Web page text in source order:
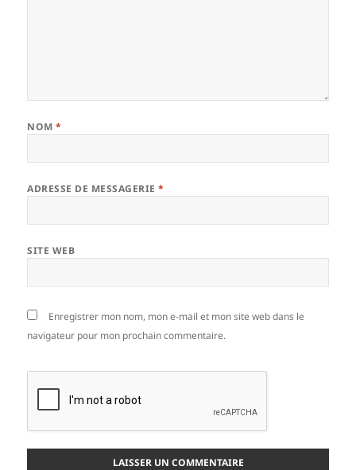
NOM*
ADRESSE DE MESSAGERIE*
SITE WEB
Enregistrer mon nom, mon e-mail et mon site web dans le
navigateur pour mon prochain commentaire.